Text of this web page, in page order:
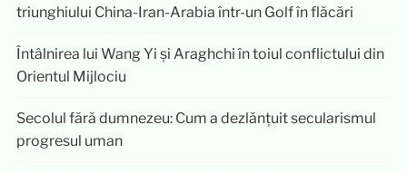
triunghiului China-Iran-Arabia într-un Golf în flăcări
Întâlnirea lui Wang Yi și Araghchi în toiul conflictului din
Orientul Mijlociu
Secolul fără dumnezeu: Cum a dezlănțuit secularismul
progresul uman